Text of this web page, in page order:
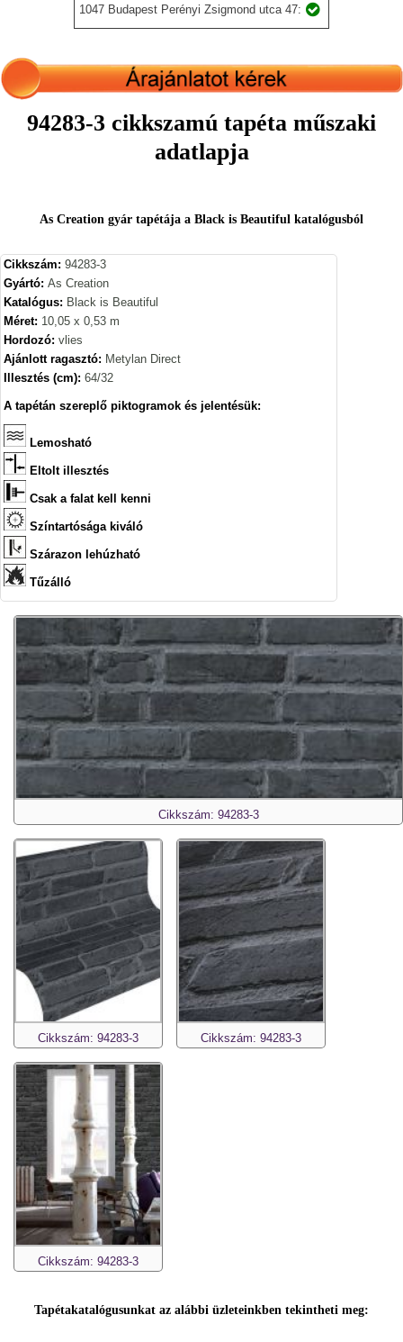
1047 Budapest Perényi Zsigmond utca 47:
94283-3 cikkszamú tapéta műszaki
adatlapja
As Creation gyár tapétája a Black is Beautiful katalógusból
Cikkszám: 94283-3
Gyártó: As Creation
Katalógus: Black is Beautiful
Méret: 10,05 x 0,53 m
Hordozó: vlies
Ajánlott ragasztó: Metylan Direct
Illesztés (cm): 64/32
A tapétán szereplő piktogramok és jelentésük:
Lemosható
Eltolt illesztés
Csak a falat kell kenni
Színtartósága kiváló
Szárazon lehúzható
Tűzálló
Cikkszám: 94283-3
Cikkszám: 94283-3 Cikkszám: 94283-3
Cikkszám: 94283-3
Tapétakatalógusunkat az alábbi üzleteinkben tekintheti meg: